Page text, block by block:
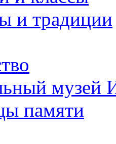
и традиции
музей
памяти